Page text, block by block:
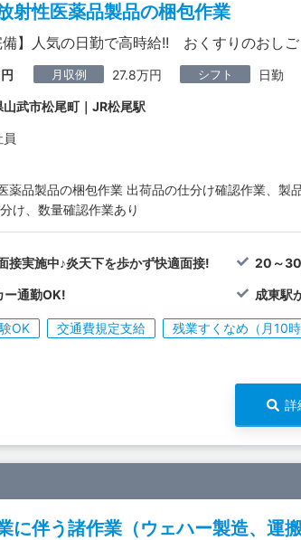
射性医薬品製品の梱包作業
備】人気の日勤で高時給!! おくすりのおし
月収例 27.8万円 シフト 日勤
山武市松尾町｜JR松尾駅
薬品製品の梱包作業 出荷品の仕分け確認作業、製
け、数量確認作業あり
接実施中♪炎天下を歩かず快適面接! 20～
ー通勤OK! 成東駅
OK 交通費規定支給 残業すくなめ（月10時
詳
に伴う諸作業（ウェハー製造、運